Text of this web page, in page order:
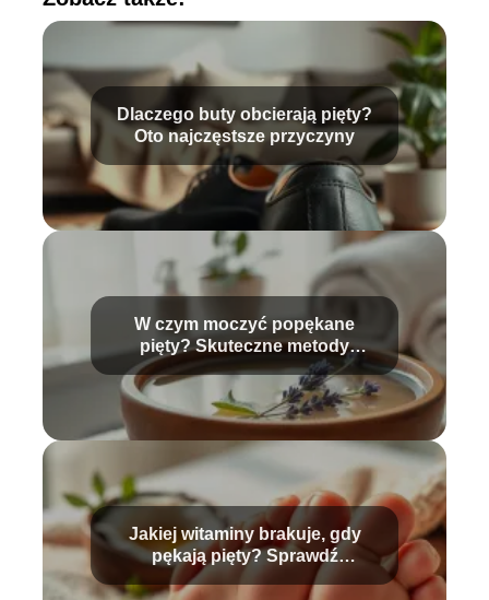
Dlaczego buty obcierają pięty?
Oto najczęstsze przyczyny
W czym moczyć popękane
pięty? Skuteczne metody
pielęgnacji
Jakiej witaminy brakuje, gdy
pękają pięty? Sprawdź
przyczyny!